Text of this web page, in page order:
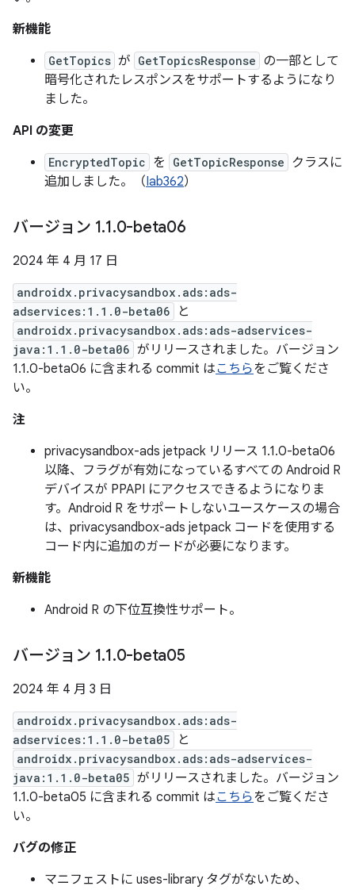
新機能
GetTopics が GetTopicsResponse の一部として
暗号化されたレスポンスをサポートするようになり
ました。
API の変更
EncryptedTopic を GetTopicResponse
クラスに
追加しました。（Iab362）
バージョン 1.1.0-beta06
2024 年 4 月 17 日
androidx.privacysandbox.ads:ads-
adservices:1.1.0-beta06
と
androidx.privacysandbox.ads:ads-adservices-
java:1.1.0-beta06 がリリースされました。バージョン
1.1.0-beta06 に含まれる commit はこちらをご覧くださ
い。
注
privacysandbox-ads jetpack リリース 1.1.0-beta06
以降、フラグが有効になっているすべての Android R
デバイスが PPAPI にアクセスできるようになりま
す。Android R をサポートしないユースケースの場合
は、privacysandbox-ads jetpack コードを使用する
コード内に追加のガードが必要になります。
新機能
Android R の下位互換性サポート。
バージョン 1.1.0-beta05
2024 年 4 月 3 日
androidx.privacysandbox.ads:ads-
adservices:1.1.0-beta05
と
androidx.privacysandbox.ads:ads-adservices-
java:1.1.0-beta05 がリリースされました。バージョン
1.1.0-beta05 に含まれる commit はこちらをご覧くださ
い。
バグの修正
マニフェストに uses-library タグがないため、